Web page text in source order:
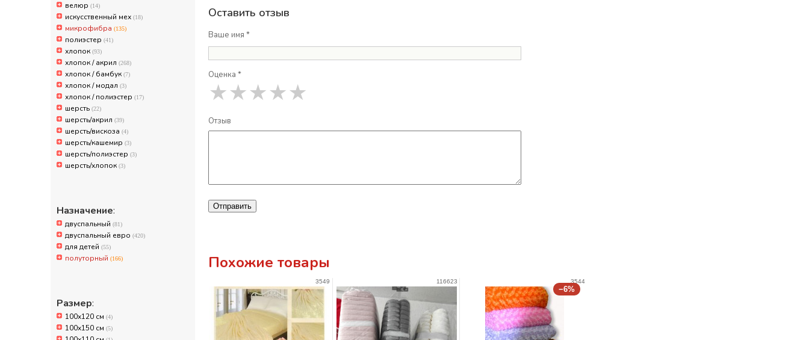
велюр (14)
искусственный мех (18)
микрофибра (135)
полиэстер (41)
хлопок (93)
хлопок / акрил (268)
хлопок / бамбук (7)
хлопок / модал (3)
хлопок / полиэстер (17)
шерсть (22)
шерсть/акрил (39)
шерсть/вискоза (4)
шерсть/кашемир (3)
шерсть/полиэстер (3)
шерсть/хлопок (3)
Назначение:
двуспальный (81)
двуспальный евро (420)
для детей (55)
полуторный (166)
Размер:
100x120 см (4)
100x150 см (5)
Оставить отзыв
Ваше имя *
Оценка *
★
★
★
★
★
Отзыв
Отправить
Похожие товары
3549 116623
−6%
3544